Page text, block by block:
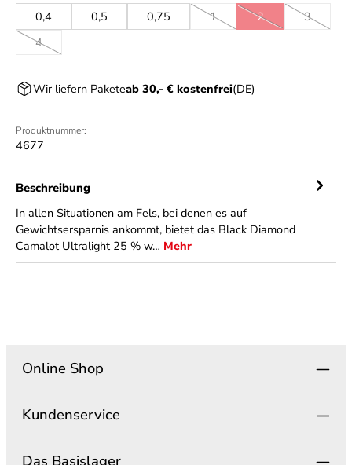
0,4
0,5 0,75 1
(Diese Option ist zurzeit nicht
2
(Diese Option ist
3
(Diese
4
(Diese Option ist zurzeit nicht verfügbar.)
Wir liefern Paketeab 30,- € kostenfrei(DE)
Produktnummer:
4677
Beschreibung
In allen Situationen am Fels, bei denen es auf
Gewichtsersparnis ankommt, bietet das Black Diamond
Camalot Ultralight 25 % w… Mehr
Online Shop
Kundenservice
Das Basislager